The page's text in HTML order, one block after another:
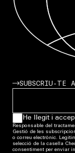
SUBSCRIU-TE
He llegit i
Responsable del
Gestió de les
o correu electrònic.
selecció de la casella
consentiment per enviar